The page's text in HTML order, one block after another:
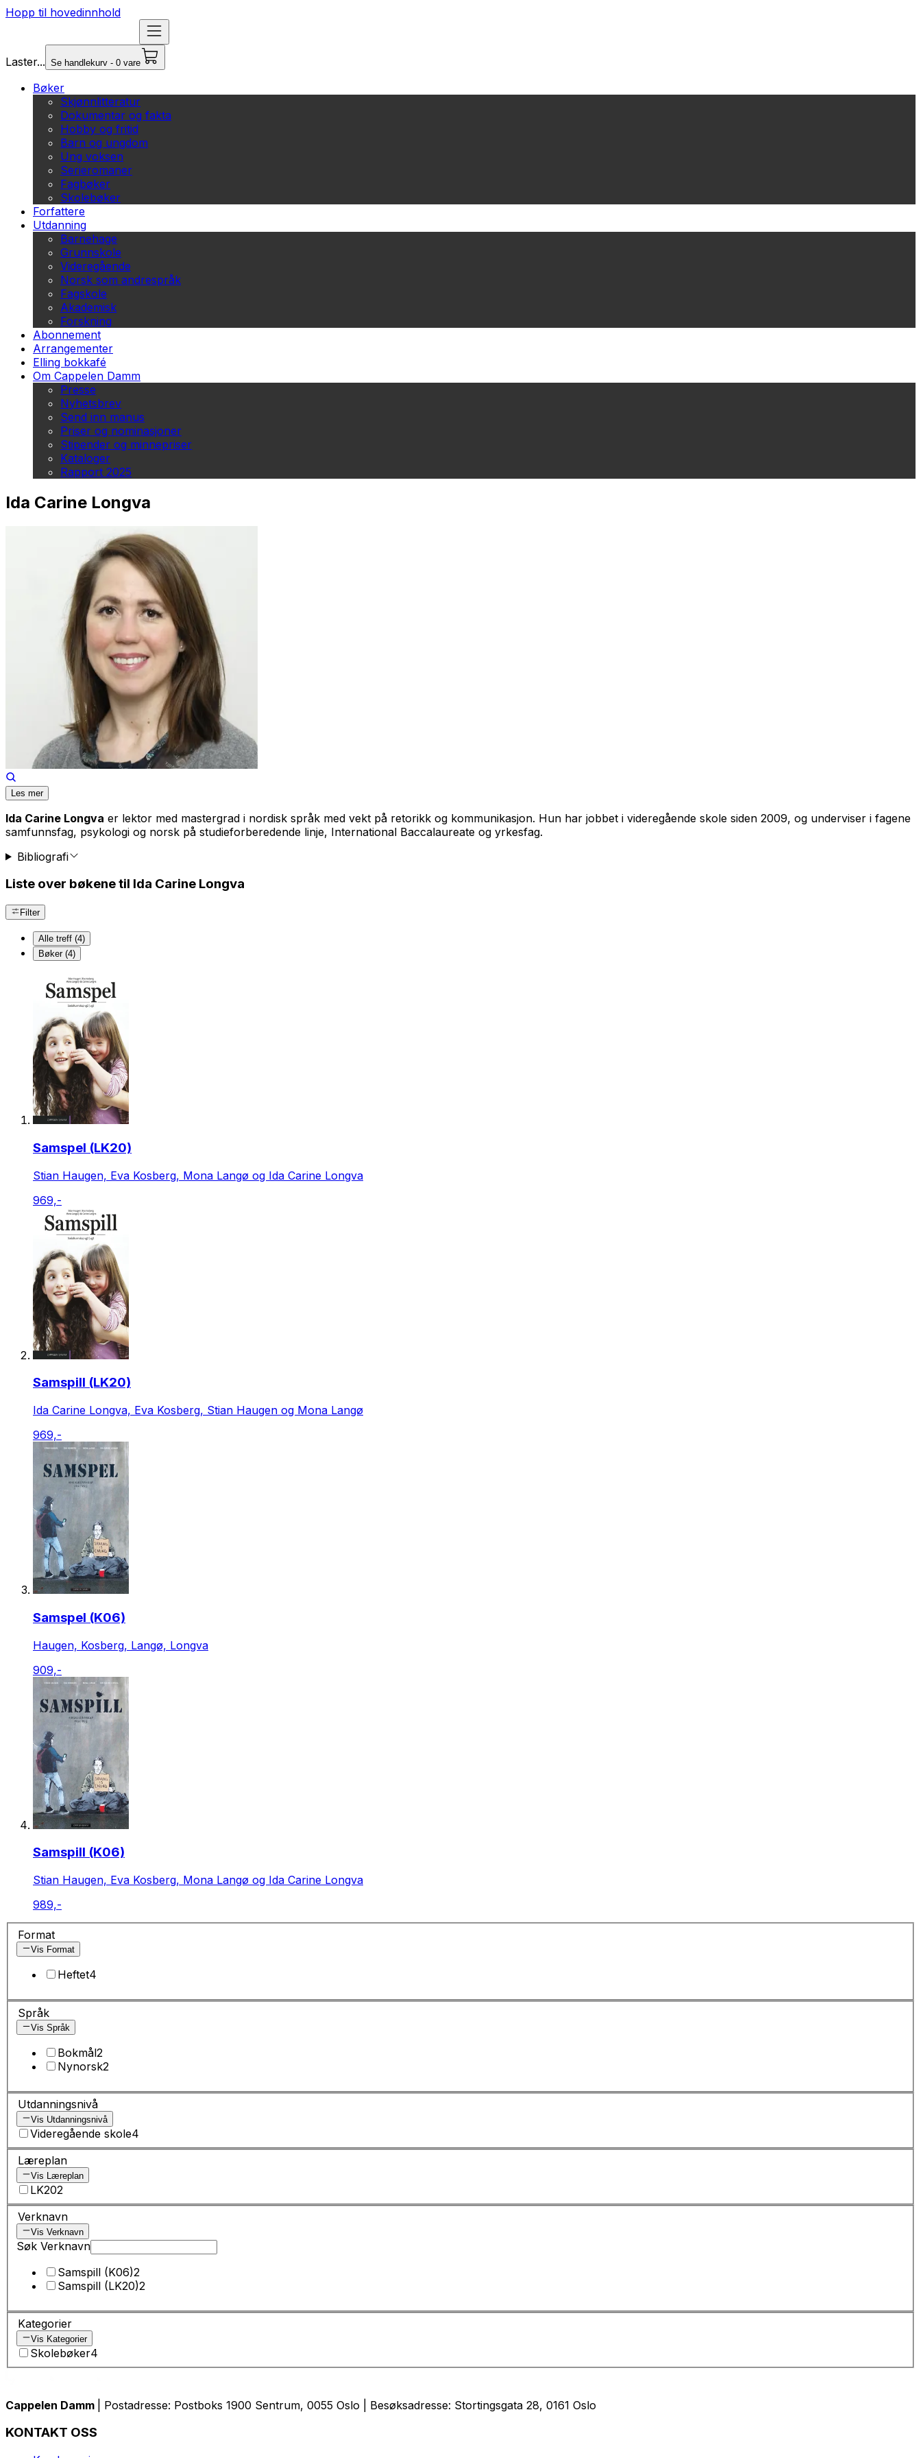
Hopp til hovedinnhold
Laster... Se handlekurv - 0 vare
Bøker
Skjønnlitteratur
Dokumentar og fakta
Hobby og fritid
Barn og ungdom
Ung voksen
Serieromaner
Fagbøker
Skolebøker
Forfattere
Utdanning
Barnehage
Grunnskole
Videregående
Norsk som andrespråk
Fagskole
Akademisk
Forskning
Abonnement
Arrangementer
Elling bokkafé
Om Cappelen Damm
Presse
Nyhetsbrev
Send inn manus
Priser og nominasjoner
Stipender og minnepriser
Kataloger
Rapport 2025
Ida Carine Longva
Les mer
Ida Carine Longva er lektor med mastergrad i nordisk språk med vekt på retorikk og kommunikasjon. Hun har jobbet i videregående skole siden 2009, og underviser i fagene
samfunnsfag, psykologi og norsk på studieforberedende linje, International Baccalaureate og yrkesfag.
Bibliografi
Liste over bøkene til Ida Carine Longva
Filter
Alle treff (4)
Bøker (4)
Samspel (LK20)
Stian Haugen, Eva Kosberg, Mona Langø og Ida Carine Longva
969,-
Samspill (LK20)
Ida Carine Longva, Eva Kosberg, Stian Haugen og Mona Langø
969,-
Samspel (K06)
Haugen, Kosberg, Langø, Longva
909,-
Samspill (K06)
Stian Haugen, Eva Kosberg, Mona Langø og Ida Carine Longva
989,-
Format
Vis Format
Heftet4
Språk
Vis Språk
Bokmål2
Nynorsk2
Utdanningsnivå
Vis Utdanningsnivå
Videregående skole4
Læreplan
Vis Læreplan
LK202
Verknavn
Vis Verknavn
Søk Verknavn
Samspill (K06)2
Samspill (LK20)2
Kategorier
Vis Kategorier
Skolebøker4
Cappelen Damm | Postadresse: Postboks 1900 Sentrum, 0055 Oslo | Besøksadresse: Stortingsgata 28, 0161 Oslo
KONTAKT OSS